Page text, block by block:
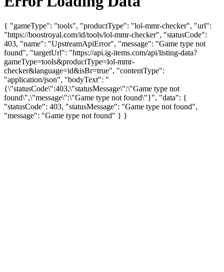
{ "gameType": "tools", "productType": "lol-mmr-checker", "url":
"https://boostroyal.com/id/tools/lol-mmr-checker", "statusCode":
403, "name": "UpstreamApiError", "message": "Game type not
found", "targetUrl": "https://api.ig-items.com/api/listing-data?
gameType=tools&productType=lol-mmr-
checker&language=id&isBr=true", "contentType":
"application/json", "bodyText": "
{\"statusCode\":403,\"statusMessage\":\"Game type not
found\",\"message\":\"Game type not found\"}", "data": {
"statusCode": 403, "statusMessage": "Game type not found",
"message": "Game type not found" } }